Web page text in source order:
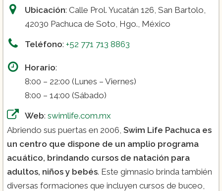
Ubicación: Calle Prol. Yucatán 126, San Bartolo,
42030 Pachuca de Soto, Hgo., México
Teléfono: +52 771 713 8863
Horario:
8:00 – 22:00 (Lunes – Viernes)
8:00 – 14:00 (Sábado)
Web: swimlife.com.mx
Abriendo sus puertas en 2006, Swim Life Pachuca es
un centro que dispone de un amplio programa
acuático, brindando cursos de natación para
adultos, niños y bebés. Este gimnasio brinda también
diversas formaciones que incluyen cursos de buceo,